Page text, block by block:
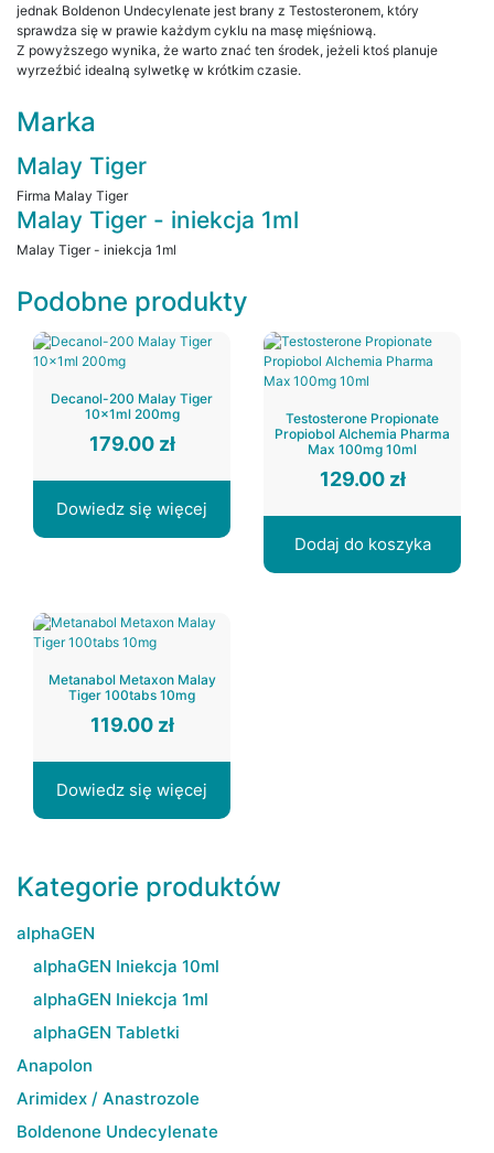
jednak Boldenon Undecylenate jest brany z Testosteronem, który
sprawdza się w prawie każdym cyklu na masę mięśniową.
Z powyższego wynika, że warto znać ten środek, jeżeli ktoś planuje
wyrzeźbić idealną sylwetkę w krótkim czasie.
Marka
Malay Tiger
Firma Malay Tiger
Malay Tiger - iniekcja 1ml
Malay Tiger - iniekcja 1ml
Podobne produkty
Decanol-200 Malay Tiger
10x1ml 200mg
179.00 zł
Dowiedz się więcej
Testosterone Propionate
Propiobol Alchemia Pharma
Max 100mg 10ml
129.00 zł
Dodaj do koszyka
Metanabol Metaxon Malay
Tiger 100tabs 10mg
119.00 zł
Dowiedz się więcej
Kategorie produktów
alphaGEN
alphaGEN Iniekcja 10ml
alphaGEN Iniekcja 1ml
alphaGEN Tabletki
Anapolon
Arimidex / Anastrozole
Boldenone Undecylenate